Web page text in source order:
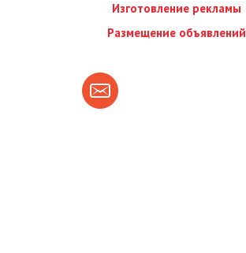
Изготовление рекламы
Размещение объявлений